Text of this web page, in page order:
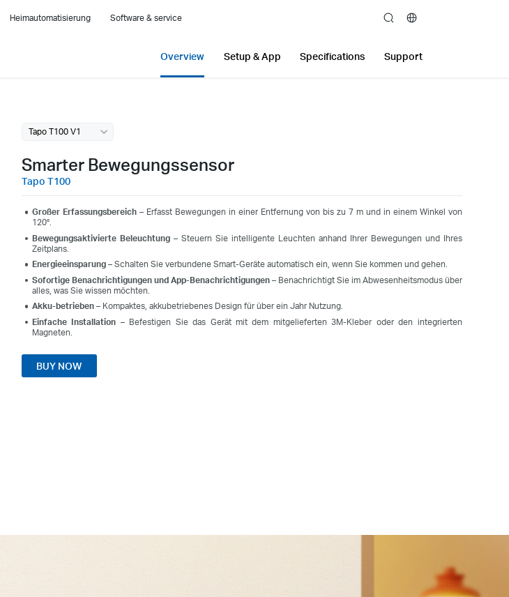
Heimautomatisierung Software & service search
Overview Setup & App Specifications Support
Tapo T100 V1
Smarter Bewegungssensor
Tapo T100
Großer Erfassungsbereich– Erfasst Bewegungen in einer Entfernung von bis zu 7 m und in einem Winkel von
120°.
Bewegungsaktivierte Beleuchtung– Steuern Sie intelligente Leuchten anhand Ihrer Bewegungen und Ihres
Zeitplans.
Energieeinsparung– Schalten Sie verbundene Smart-Geräte automatisch ein, wenn Sie kommen und gehen.
Sofortige Benachrichtigungen und App-Benachrichtigungen– Benachrichtigt Sie im Abwesenheitsmodus über
alles, was Sie wissen möchten.
Akku-betrieben– Kompaktes, akkubetriebenes Design für über ein Jahr Nutzung.
Einfache Installation – Befestigen Sie das Gerät mit dem mitgelieferten 3M-Kleber oder den integrierten
Magneten.
BUY NOW